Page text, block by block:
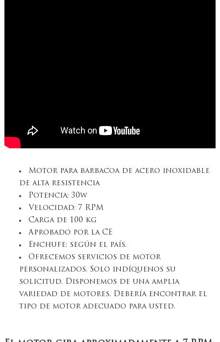
Motor para barbacoa de acero inoxidable
de alta resistencia
Potencia: 30w
Velocidad: 7 RPM
Carga de 100 kg
Aprobado por la CE
Enchufe: según el país.
Ofrecemos servicios de motor
personalizados. Solo indíquenos su
solicitud. Disponemos de una amplia
variedad de motores. Debería encontrar el
tipo de motor adecuado para usted.